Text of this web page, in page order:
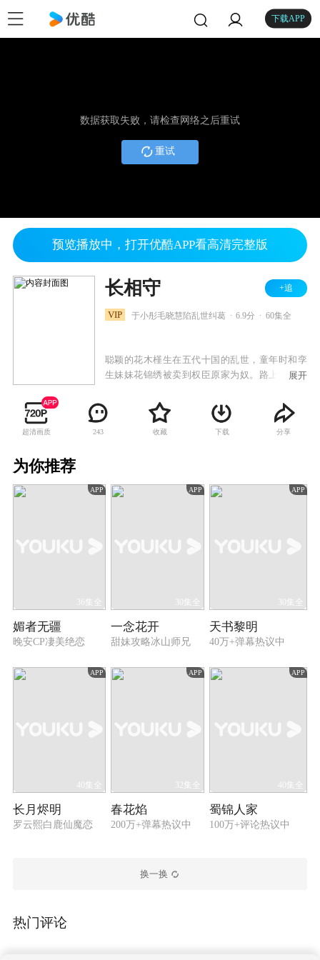
下载APP
数据获取失败，请检查网络之后重试
重试
预览播放中，打开优酷APP看高清完整版
长相守 +追
VIP 于小彤毛晓慧陷乱世纠葛 6.9分 60集全
聪颖的花木槿生在五代十国的乱世，童年时和孪
生妹妹花锦绣被卖到权臣原家为奴。路上与同行
兰，发誓相互照应。为了在危机四伏的原家生存
下去，助小五义兄妹出人头地，花木槿甘愿做苦
役，用父亲传授的《商训》和智巧之术帮助兄弟
彩的一笔，视若兄长的宋明磊、纯情的原非珏、
展开
超清画质 243 收藏 下载 分享
为你推荐
APP
36集全
媚者无疆
晚安CP凄美绝恋
APP
30集全
一念花开
甜妹攻略冰山师兄
APP
30集全
天书黎明
40万+弹幕热议中
APP
40集全
长月烬明
罗云熙白鹿仙魔恋
APP
32集全
春花焰
200万+弹幕热议中
APP
40集全
蜀锦人家
100万+评论热议中
换一换
热门评论